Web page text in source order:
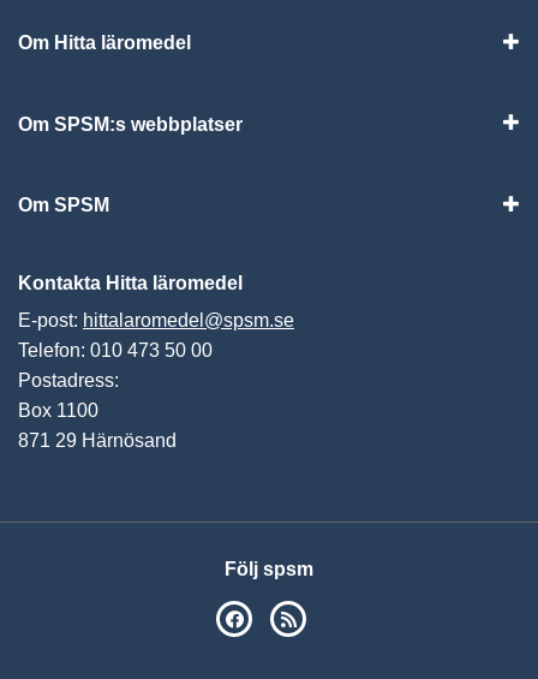
Om Hitta läromedel
Om SPSM:s webbplatser
Om SPSM
Kontakta Hitta läromedel
E-post: hittalaromedel@spsm.se
Telefon: 010 473 50 00
Postadress:
Box 1100
871 29 Härnösand
Följ spsm
SPSM på Facebook